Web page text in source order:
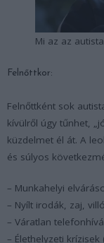
Mi az az
Felnőttkor:
Felnőttként sok
kívülről úgy tűnhet,
küzdelmet él át. A
és súlyos
– Munkahelyi
– Nyílt irodák, zaj,
– Váratlan
– Élethelyzeti